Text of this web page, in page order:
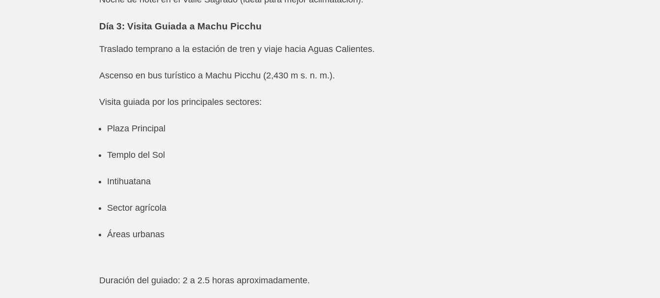
Día 3: Visita Guiada a Machu Picchu
Traslado temprano a la estación de tren y viaje hacia Aguas Calientes.
Ascenso en bus turístico a Machu Picchu (2,430 m s. n. m.).
Visita guiada por los principales sectores:
Plaza Principal
Templo del Sol
Intihuatana
Sector agrícola
Áreas urbanas
Duración del guiado: 2 a 2.5 horas aproximadamente.